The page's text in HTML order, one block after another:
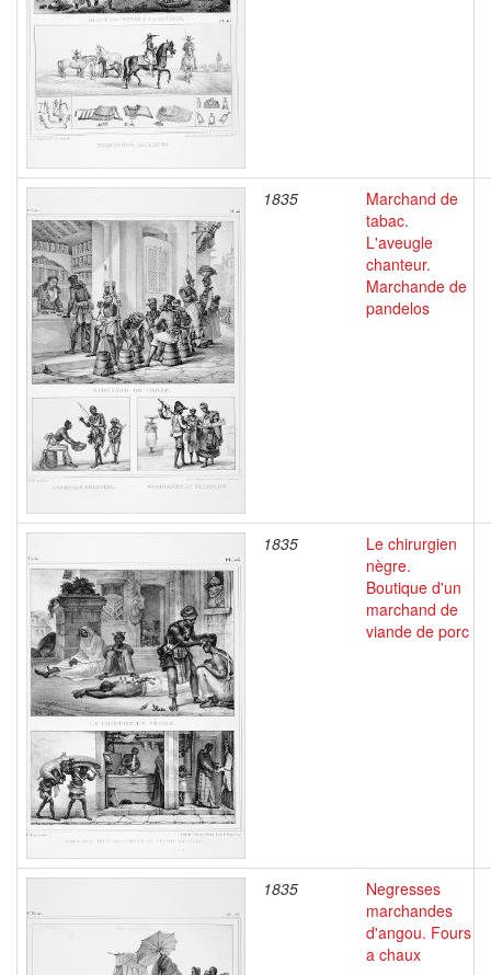
1835
Marchand de
tabac.
L'aveugle
chanteur.
Marchande de
pandelos
1835
Le chirurgien
nègre.
Boutique d'un
marchand de
viande de porc
1835
Negresses
marchandes
d'angou. Fours
a chaux